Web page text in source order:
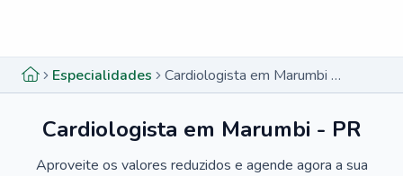
Especialidades Cardiologista em Marumbi - PR
Cardiologista em Marumbi - PR
Aproveite os valores reduzidos e agende agora a sua